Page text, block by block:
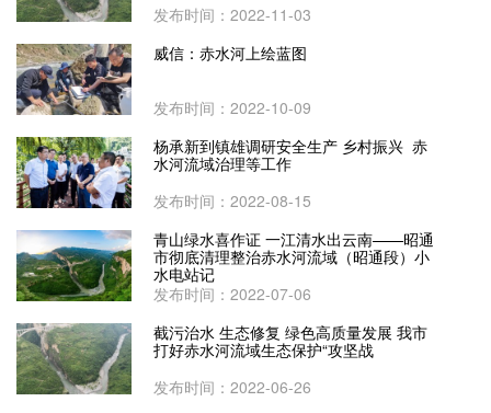
发布时间：2022-11-03
威信：赤水河上绘蓝图
发布时间：2022-10-09
杨承新到镇雄调研安全生产 乡村振兴 赤
水河流域治理等工作
发布时间：2022-08-15
青山绿水喜作证 一江清水出云南——昭通
市彻底清理整治赤水河流域（昭通段）小
水电站记
发布时间：2022-07-06
截污治水 生态修复 绿色高质量发展 我市
打好赤水河流域生态保护“攻坚战
发布时间：2022-06-26